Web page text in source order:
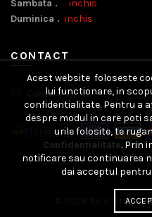
Sambata . inchis
Duminica . inchis
CONTACT
Contact Email
Bicicleteria.
Acest website foloseste
lui functionare, in
confidentialitate. Pentru a
despre modul in care poti
urile folosite, te
Confidentialitate. Prin
notificare sau continuarea
dai acceptul pentru